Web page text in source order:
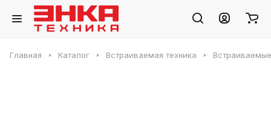
Главная Каталог Встраиваемая техника